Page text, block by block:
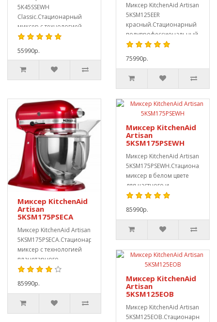
5K45SSEWH
Classic.Стационарный
миксер с технологией
планетарного
55990р.
Миксер KitchenAid Artisan
5KSM125EER
красный.Стационарный
полупрофессиональный
кухонный комбайн. Это..
75990р.
Миксер KitchenAid
Artisan
5KSM175PSECA
Миксер KitchenAid Artisan
5KSM175PSECA.Стационарный
миксер c технологией
планетарного
вращения. Полу..
85990р.
Миксер KitchenAid
Artisan
5KSM175PSEWH
Миксер KitchenAid Artisan
5KSM175PSEWH.Стационарный
миксер в белом цвете
для частного и
профессионал..
85990р.
Миксер KitchenAid
Artisan
5KSM125EOB
Миксер KitchenAid Artisan
5KSM125EOB.Стационарный